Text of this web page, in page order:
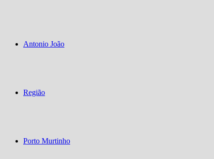
Antonio João
Região
Porto Murtinho